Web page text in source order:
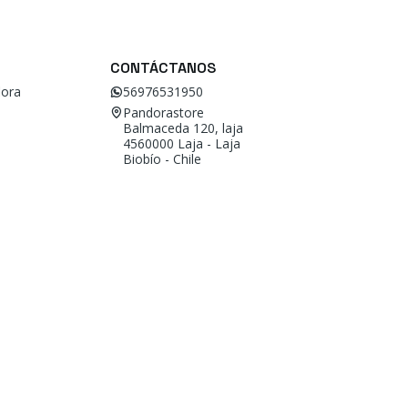
CONTÁCTANOS
56976531950
Pandorastore
Balmaceda 120, laja
4560000 Laja - Laja
Biobío - Chile